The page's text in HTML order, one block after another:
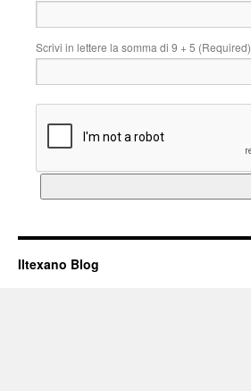
Scrivi in lettere la somma di 9 + 5 (Required)
Iltexano Blog